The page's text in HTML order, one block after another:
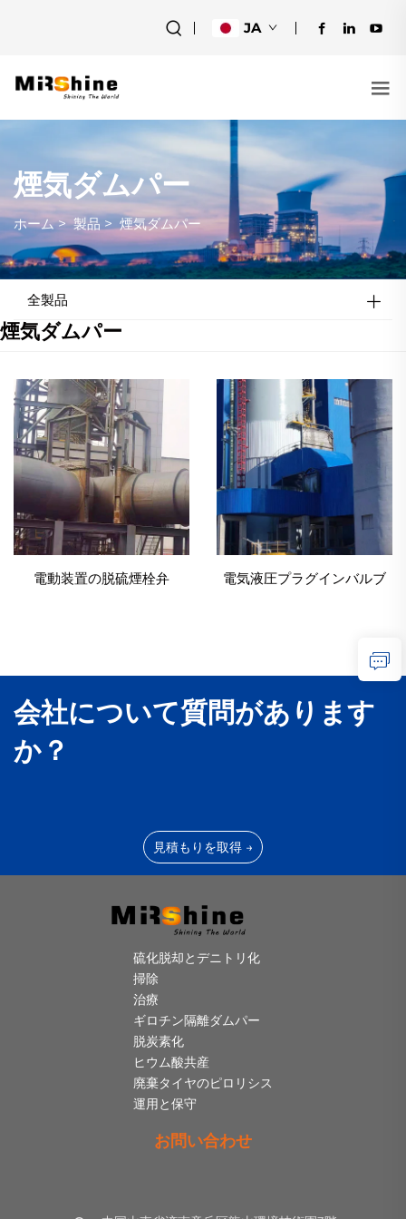
JA
煙気ダムパー
ホーム>製品 > 煙気ダムパー
全製品
煙気ダムパー
電動装置の脱硫煙栓弁 電気液圧プラグインバルブ
会社について質問があります
か？
見積もりを取得 →
硫化脱却とデニトリ化
掃除
治療
ギロチン隔離ダムパー
脱炭素化
ヒウム酸共産
廃棄タイヤのピロリシス
運用と保守
お問い合わせ